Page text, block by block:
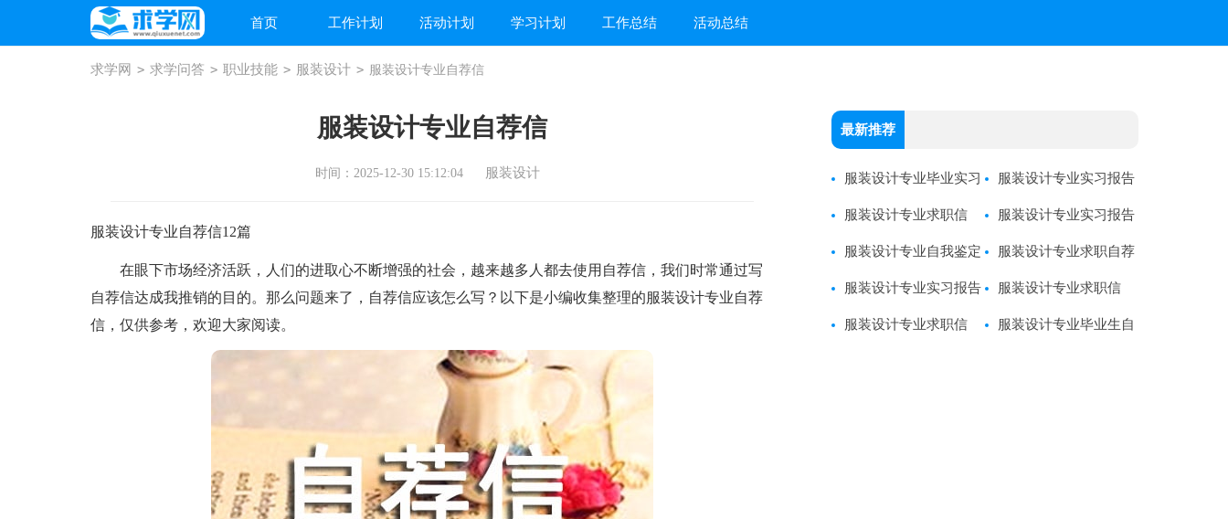
首页 工作计划 活动计划 学习计划 工作总结 活动总结
求学网 > 求学问答 > 职业技能 > 服装设计 > 服装设计专业自荐信
服装设计专业自荐信
时间：2025-12-30 15:12:04 服装设计
服装设计专业自荐信12篇
在眼下市场经济活跃，人们的进取心不断增强的社会，越来越多人都去使用自荐信，我们时常通过写
自荐信达成我推销的目的。那么问题来了，自荐信应该怎么写？以下是小编收集整理的服装设计专业自荐
信，仅供参考，欢迎大家阅读。
最新推荐
服装设计专业毕业实习
报告
服装设计专业实习报告
服装设计专业求职信 服装设计专业实习报告
服装设计专业自我鉴定 服装设计专业求职自荐
信
服装设计专业实习报告 服装设计专业求职信
服装设计专业求职信 服装设计专业毕业生自